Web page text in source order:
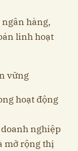
hàng,
linh hoạt
vững
hoạt động
nghiệp
mở rộng thị